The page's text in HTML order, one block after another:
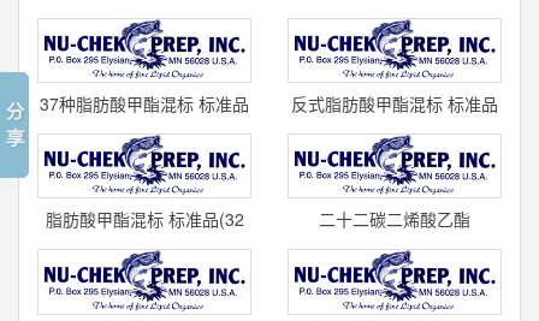
37种脂肪酸甲酯混标 标准品
GLC-37 NU-CHEK
反式脂肪酸甲酯混标 标准品
(13组分) GLC-481-B NU-
CHEK
脂肪酸甲酯混标 标准品(32
组分) GLC-85 NU-CHEK
二十二碳二烯酸乙酯
(顺-13,16)(C22:2) 标准品 U-
81-E cas